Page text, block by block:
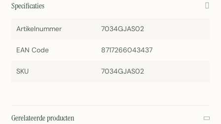
Specificaties
Artikelnummer 7034GJAS02
EAN Code 8717266043437
SKU 7034GJAS02
Gerelateerde producten